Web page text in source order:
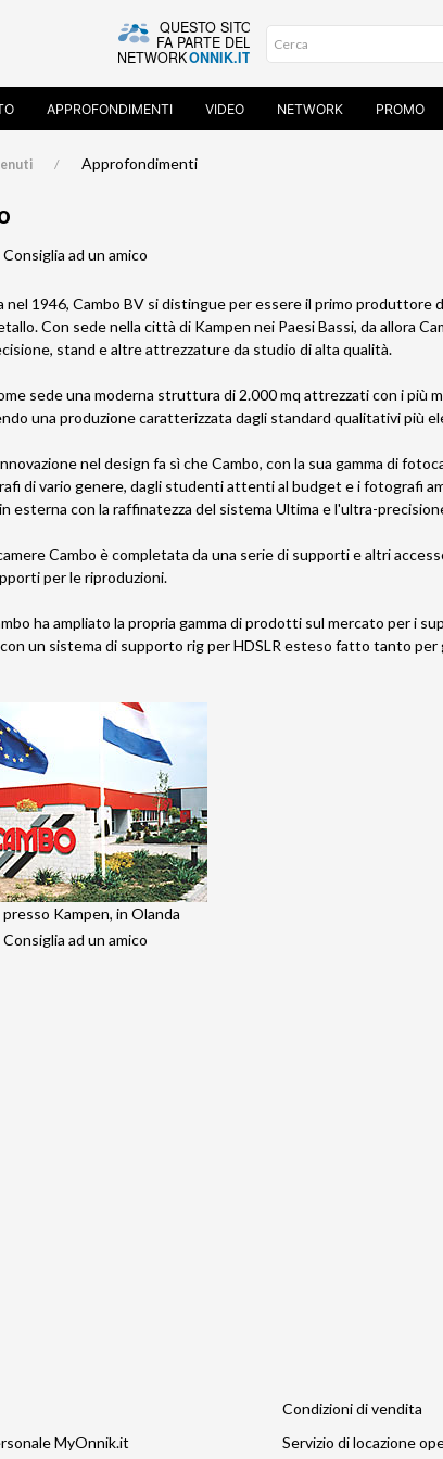
APPROFONDIMENTI VIDEO NETWORK PROMO
Approfondimenti
Consiglia ad un amico
nel 1946, Cambo BV si distingue per essere il primo
Con sede nella città di Kampen nei Paesi Bassi, da allora
stand e altre attrezzature da studio di alta qualità.
sede una moderna struttura di 2.000 mq attrezzati con i
una produzione caratterizzata dagli standard qualitativi più
nel design fa sì che Cambo, con la sua gamma di
di vario genere, dagli studenti attenti al budget e i fotografi
esterna con la raffinatezza del sistema Ultima e l'ultra-
Cambo è completata da una serie di supporti e altri
per le riproduzioni.
ha ampliato la propria gamma di prodotti sul mercato per i
un sistema di supporto rig per HDSLR esteso fatto tanto
Kampen, in Olanda
Consiglia ad un amico
MyOnnik.it
Condizioni di vendita
Servizio di locazione